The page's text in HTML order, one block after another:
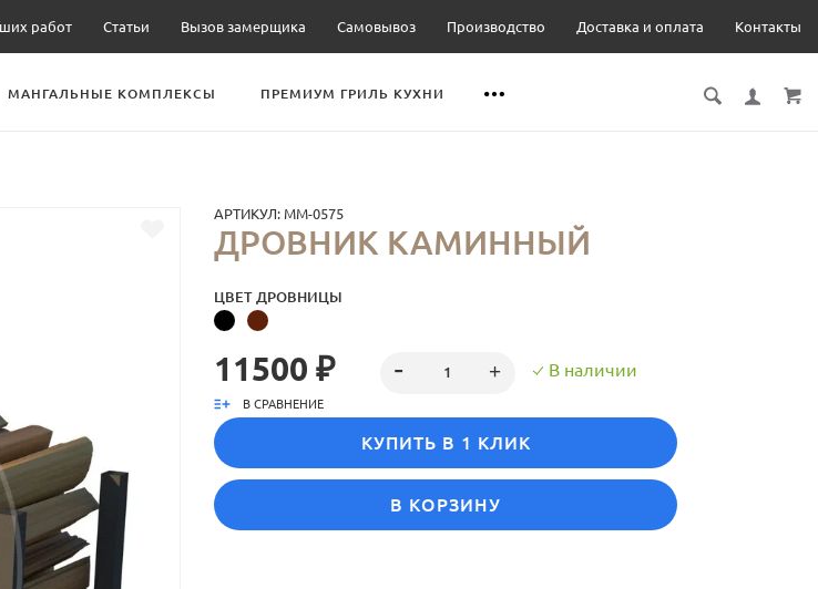
работ Статьи Вызов замерщика Самовывоз Производство Доставка и оплата Контакты
МАНГАЛЬНЫЕ КОМПЛЕКСЫ ПРЕМИУМ ГРИЛЬ КУХНИ
АРТИКУЛ: ММ-0575
ДРОВНИК КАМИННЫЙ
ЦВЕТ ДРОВНИЦЫ
11500 ₽
В СРАВНЕНИЕ
В наличии
КУПИТЬ В 1 КЛИК
В КОРЗИНУ